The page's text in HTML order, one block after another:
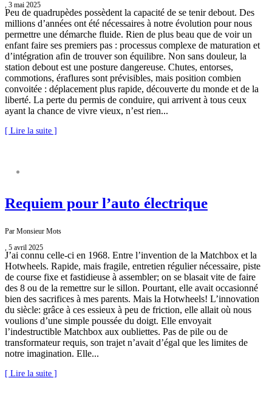
, 3 mai 2025
Peu de quadrupèdes possèdent la capacité de se tenir debout. Des
millions d’années ont été nécessaires à notre évolution pour nous
permettre une démarche fluide. Rien de plus beau que de voir un
enfant faire ses premiers pas : processus complexe de maturation et
d’intégration afin de trouver son équilibre. Non sans douleur, la
station debout est une posture dangereuse. Chutes, entorses,
commotions, éraflures sont prévisibles, mais position combien
convoitée : déplacement plus rapide, découverte du monde et de la
liberté. La perte du permis de conduire, qui arrivent à tous ceux
ayant la chance de vivre vieux, n’est rien...
[ Lire la suite ]
Requiem pour l’auto électrique
Par Monsieur Mots
, 5 avril 2025
J’ai connu celle-ci en 1968. Entre l’invention de la Matchbox et la
Hotwheels. Rapide, mais fragile, entretien régulier nécessaire, piste
de course fixe et fastidieuse à assembler; on se blasait vite de faire
des 8 ou de la remettre sur le sillon. Pourtant, elle avait occasionné
bien des sacrifices à mes parents. Mais la Hotwheels! L’innovation
du siècle: grâce à ces essieux à peu de friction, elle allait où nous
voulions d’une simple poussée du doigt. Elle envoyait
l’indestructible Matchbox aux oubliettes. Pas de pile ou de
transformateur requis, son trajet n’avait d’égal que les limites de
notre imagination. Elle...
[ Lire la suite ]